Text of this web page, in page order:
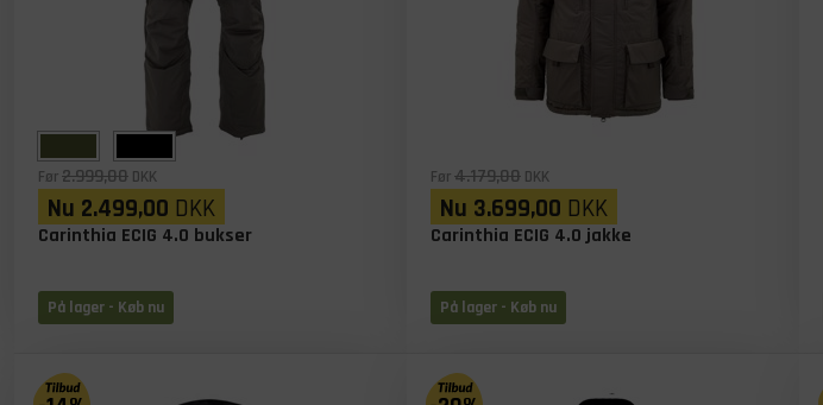
Før2.999,00 DKK
Nu 2.499,00 DKK
Carinthia ECIG 4.0 bukser
På lager - Køb nu
Før4.179,00 DKK
Nu 3.699,00 DKK
Carinthia ECIG 4.0 jakke
På lager - Køb nu